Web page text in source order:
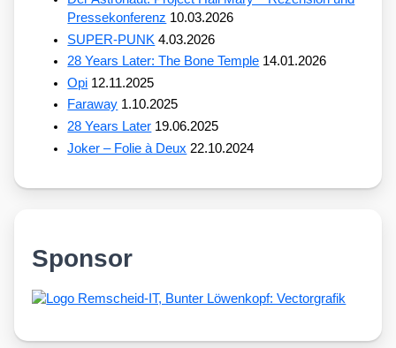
Pressekonferenz 10.03.2026
SUPER-PUNK 4.03.2026
28 Years Later: The Bone Temple 14.01.2026
Opi 12.11.2025
Faraway 1.10.2025
28 Years Later 19.06.2025
Joker – Folie à Deux 22.10.2024
Sponsor